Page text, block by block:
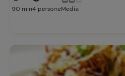
90 min4 personeMedia